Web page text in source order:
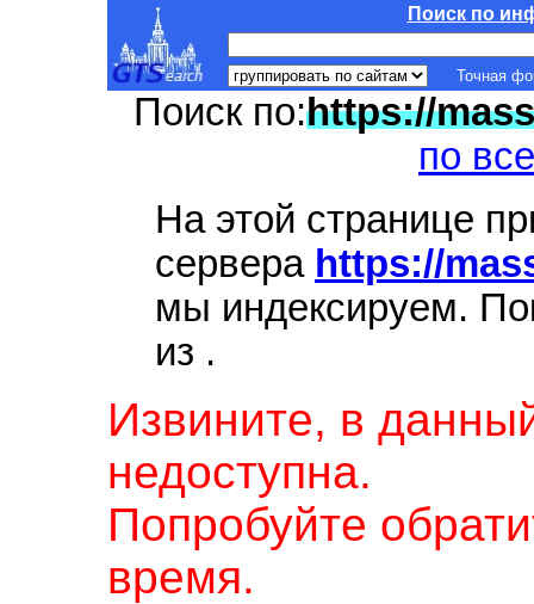
Поиск по
Точная
Поиск по:https://
по
На этой странице
сервера https://
мы индексируем.
из .
Извините, в
недоступна.
Попробуйте
время.